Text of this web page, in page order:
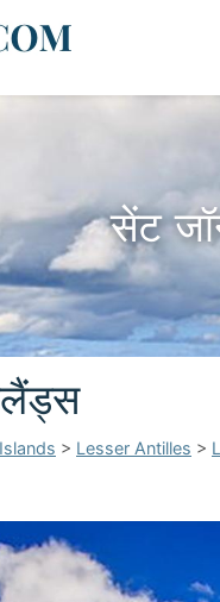
सेंट
> Lesser Antilles >